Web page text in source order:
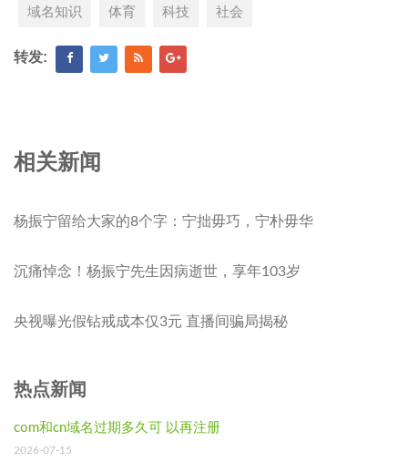
域名知识 体育 科技 社会
转发:
相关新闻
杨振宁留给大家的8个字：宁拙毋巧，宁朴毋华
沉痛悼念！杨振宁先生因病逝世，享年103岁
央视曝光假钻戒成本仅3元 直播间骗局揭秘
热点新闻
com和cn域名过期多久可 以再注册
2026-07-15